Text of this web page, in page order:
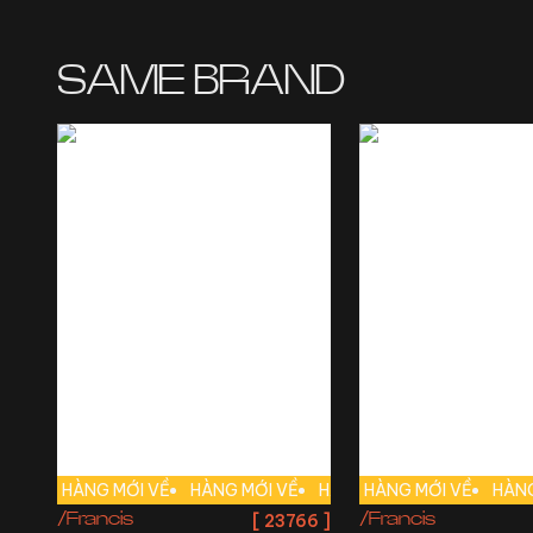
SAME BRAND
HÀNG MỚI VỀ HÀNG MỚI VỀ HÀNG MỚI VỀ HÀNG
/Francis
[ 23766 ]
HÀNG MỚI VỀ
/Francis